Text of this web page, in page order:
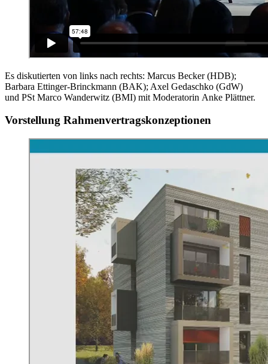
Es diskutierten von links nach rechts: Marcus Becker (HDB);
Barbara Ettinger-Brinckmann (BAK); Axel Gedaschko (GdW)
und PSt Marco Wanderwitz (BMI) mit Moderatorin Anke Plättner.
Vorstellung Rahmenvertragskonzeptionen